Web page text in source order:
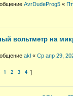
AvrDudeProg5 «
вольтметр на
akl « Ср апр 29,
1 2 3 4